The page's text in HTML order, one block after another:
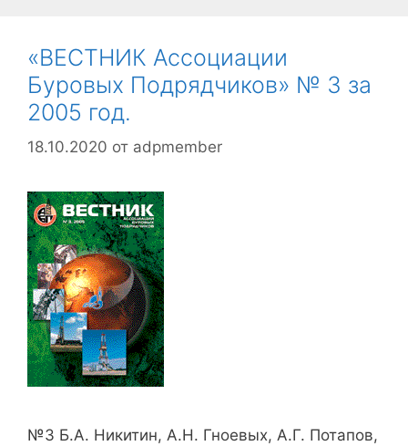
«ВЕСТНИК Ассоциации
Буровых Подрядчиков» № 3 за
2005 год.
18.10.2020 от adpmember
№3 Б.А. Никитин, А.Н. Гноевых, А.Г. Потапов,